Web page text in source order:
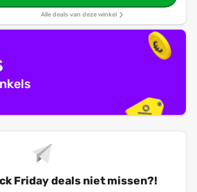
Alle deals van deze winkel
Friday deals niet missen?!